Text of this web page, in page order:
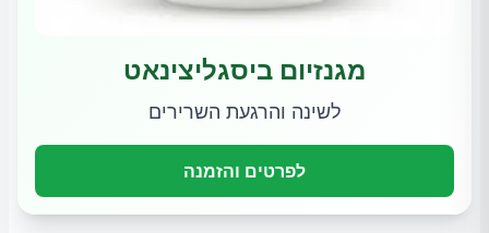
מגנזיום ביסגליצינאט
לשינה והרגעת השרירים
לפרטים והזמנה